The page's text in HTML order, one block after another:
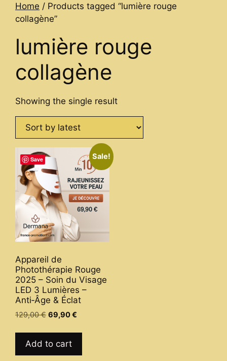
Home / Products tagged “lumière rouge
collagène”
lumière rouge
collagène
Showing the single result
Save Sale!
Appareil de
Photothérapie Rouge
2025 – Soin du Visage
LED 3 Lumières –
Anti‑Âge & Éclat
129,00€ Original
was:
129,00 €.
69,90€
is:
Add to cart